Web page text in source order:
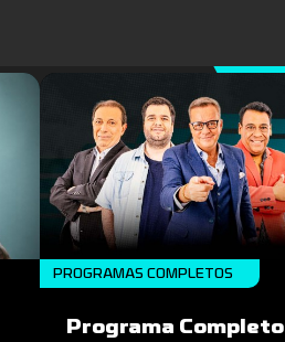
PROGRAMAS COMPLETOS
Programa Completo